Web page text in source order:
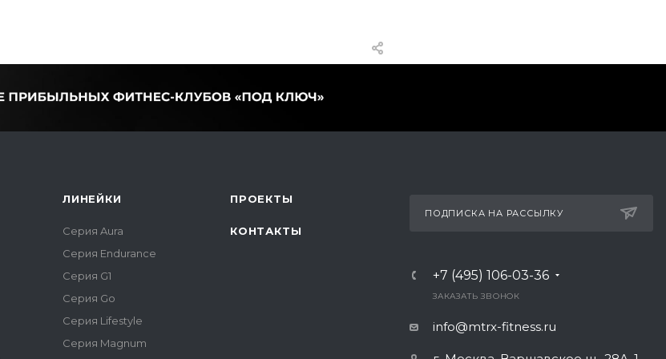
ЛИНЕЙКИ
Серия Aura
Серия Endurance
Серия G1
Серия Go
Серия Lifestyle
Серия Magnum
ПРОЕКТЫ
КОНТАКТЫ
ПОДПИСКА НА РАССЫЛКУ
+7 (495) 106-03-36
ЗАКАЗАТЬ ЗВОНОК
info@mtrx-fitness.ru